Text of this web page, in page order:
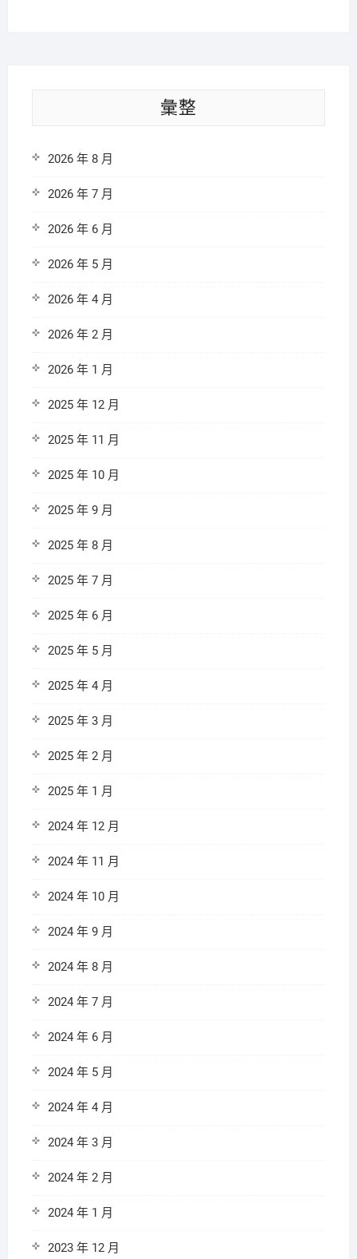
彙整
2026 年 8 月
2026 年 7 月
2026 年 6 月
2026 年 5 月
2026 年 4 月
2026 年 2 月
2026 年 1 月
2025 年 12 月
2025 年 11 月
2025 年 10 月
2025 年 9 月
2025 年 8 月
2025 年 7 月
2025 年 6 月
2025 年 5 月
2025 年 4 月
2025 年 3 月
2025 年 2 月
2025 年 1 月
2024 年 12 月
2024 年 11 月
2024 年 10 月
2024 年 9 月
2024 年 8 月
2024 年 7 月
2024 年 6 月
2024 年 5 月
2024 年 4 月
2024 年 3 月
2024 年 2 月
2024 年 1 月
2023 年 12 月